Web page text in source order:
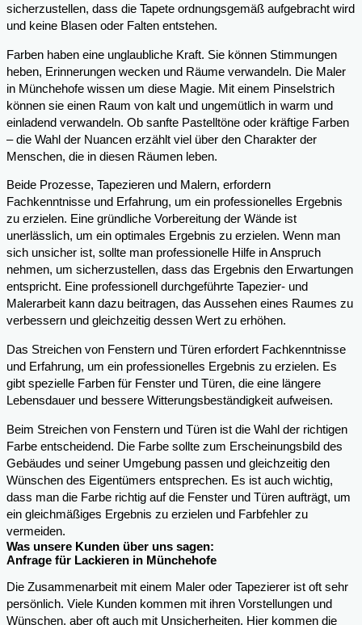
sicherzustellen, dass die Tapete ordnungsgemäß aufgebracht wird
und keine Blasen oder Falten entstehen.
Farben haben eine unglaubliche Kraft. Sie können Stimmungen
heben, Erinnerungen wecken und Räume verwandeln. Die Maler
in Münchehofe wissen um diese Magie. Mit einem Pinselstrich
können sie einen Raum von kalt und ungemütlich in warm und
einladend verwandeln. Ob sanfte Pastelltöne oder kräftige Farben
– die Wahl der Nuancen erzählt viel über den Charakter der
Menschen, die in diesen Räumen leben.
Beide Prozesse, Tapezieren und Malern, erfordern
Fachkenntnisse und Erfahrung, um ein professionelles Ergebnis
zu erzielen. Eine gründliche Vorbereitung der Wände ist
unerlässlich, um ein optimales Ergebnis zu erzielen. Wenn man
sich unsicher ist, sollte man professionelle Hilfe in Anspruch
nehmen, um sicherzustellen, dass das Ergebnis den Erwartungen
entspricht. Eine professionell durchgeführte Tapezier- und
Malerarbeit kann dazu beitragen, das Aussehen eines Raumes zu
verbessern und gleichzeitig dessen Wert zu erhöhen.
Das Streichen von Fenstern und Türen erfordert Fachkenntnisse
und Erfahrung, um ein professionelles Ergebnis zu erzielen. Es
gibt spezielle Farben für Fenster und Türen, die eine längere
Lebensdauer und bessere Witterungsbeständigkeit aufweisen.
Beim Streichen von Fenstern und Türen ist die Wahl der richtigen
Farbe entscheidend. Die Farbe sollte zum Erscheinungsbild des
Gebäudes und seiner Umgebung passen und gleichzeitig den
Wünschen des Eigentümers entsprechen. Es ist auch wichtig,
dass man die Farbe richtig auf die Fenster und Türen aufträgt, um
ein gleichmäßiges Ergebnis zu erzielen und Farbfehler zu
vermeiden.
Was unsere Kunden über uns sagen:
Anfrage für Lackieren in Münchehofe
Die Zusammenarbeit mit einem Maler oder Tapezierer ist oft sehr
persönlich. Viele Kunden kommen mit ihren Vorstellungen und
Wünschen, aber oft auch mit Unsicherheiten. Hier kommen die